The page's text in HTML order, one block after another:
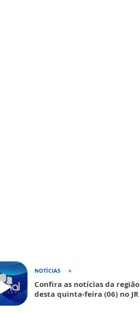
NOTÍCIAS
Confira as notícias da região
desta quinta-feira (06) no JR